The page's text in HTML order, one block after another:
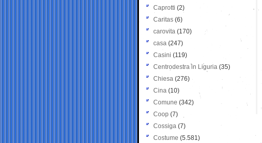
Caprotti (2)
Caritas (6)
carovita (170)
casa (247)
Casini (119)
Centrodestra in Liguria (35)
Chiesa (276)
Cina (10)
Comune (342)
Coop (7)
Cossiga (7)
Costume (5.581)